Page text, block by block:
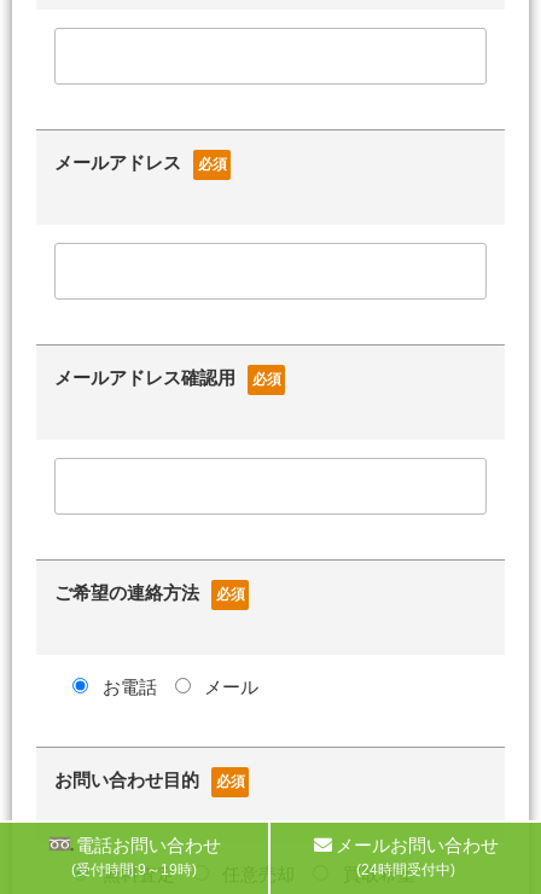
メールアドレス 必須
メールアドレス確認用 必須
ご希望の連絡方法 必須
お電話 メール
お問い合わせ目的 必須
無料査定
買取希望
電話お問い合わせ
(受付時間:9～19時)
メールお問い合わせ
(24時間受付中)